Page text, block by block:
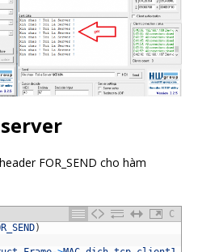
FOR_SEND cho hàm
C
)